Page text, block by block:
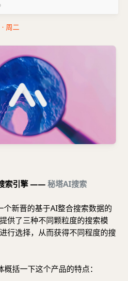
周二
索引擎 ——秘塔AI搜索
个新晋的基于AI整合搜索数据的
供了三种不同颗粒度的搜索模
行选择，从而获得不同程度的搜
括一下这个产品的特点：